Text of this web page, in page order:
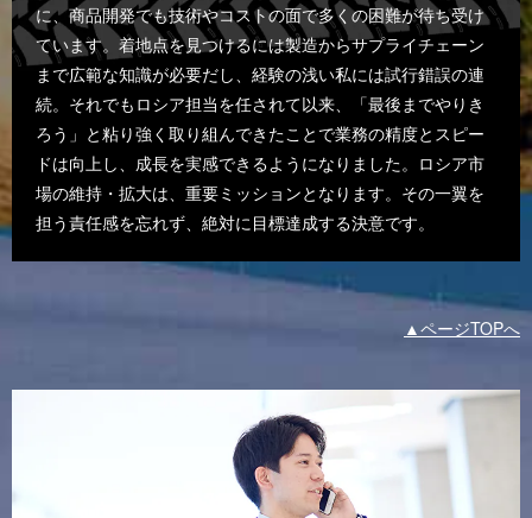
に、商品開発でも技術やコストの面で多くの困難が待ち受け
ています。着地点を見つけるには製造からサプライチェーン
まで広範な知識が必要だし、経験の浅い私には試行錯誤の連
続。それでもロシア担当を任されて以来、「最後までやりき
ろう」と粘り強く取り組んできたことで業務の精度とスピー
ドは向上し、成長を実感できるようになりました。ロシア市
場の維持・拡大は、重要ミッションとなります。その一翼を
担う責任感を忘れず、絶対に目標達成する決意です。
▲ページTOPへ